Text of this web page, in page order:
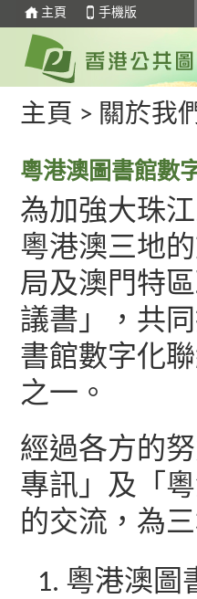
主頁 手機版
主頁 > 關於我
粵港澳圖書館數
為加強大珠
粵港澳三地
局及澳門特
議書」，共
書館數字化
之一。
經過各方的
專訊」及「
的交流，為
粵港澳圖